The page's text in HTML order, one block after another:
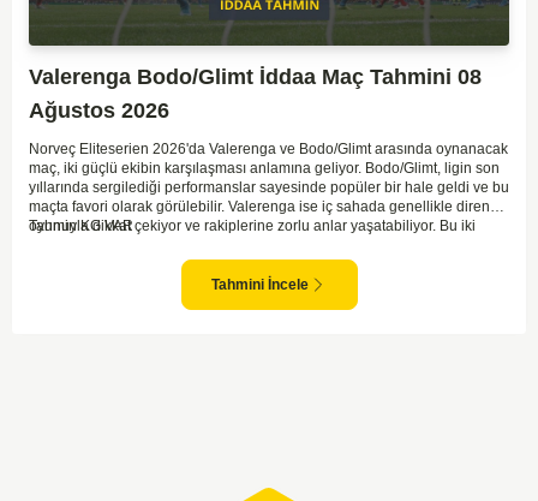
Valerenga Bodo/Glimt İddaa Maç Tahmini 08
Ağustos 2026
Norveç Eliteserien 2026'da Valerenga ve Bodo/Glimt arasında oynanacak
maç, iki güçlü ekibin karşılaşması anlamına geliyor. Bodo/Glimt, ligin son
yıllarında sergilediği performanslar sayesinde popüler bir hale geldi ve bu
maçta favori olarak görülebilir. Valerenga ise iç sahada genellikle dirençli
oyunuyla dikkat çekiyor ve rakiplerine zorlu anlar yaşatabiliyor. Bu iki
karşılaşmalara tanık olabiliyoruz. Taraftar desteğini arkasına alarak
sahasında etkili performans sergileyen Valerenga, Bodo/Glimt karşısında
gol bulmakta zorlanmayabilir. Aynı şekilde, Bodo/Glimt'in de hücum gücü
Tahmin KG VAR
Tahmini İncele